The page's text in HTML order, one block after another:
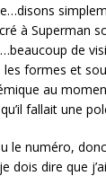
à Superman
de
formes et
au
fallait une
le numéro,
dois dire que